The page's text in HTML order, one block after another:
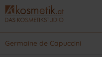
Germaine de Capuccini